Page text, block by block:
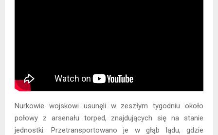
Nurkowie wojskowi usunęli w zeszłym tygodniu około
połowy z arsenału torped, znajdujących się na stanie
jednostki. Przetransportowano je w głąb lądu, gdzie